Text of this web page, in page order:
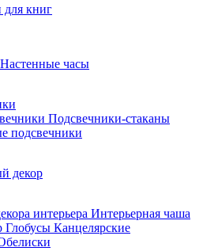
для книг
Настенные часы
Подсвечники-стаканы
подсвечники
декор
интерьера Интерьерная чаша
Глобусы Канцелярские